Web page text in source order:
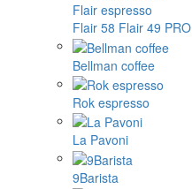
Flair espresso
Flair 58 Flair 49 PRO
Bellman coffee
Rok espresso
La Pavoni
9Barista